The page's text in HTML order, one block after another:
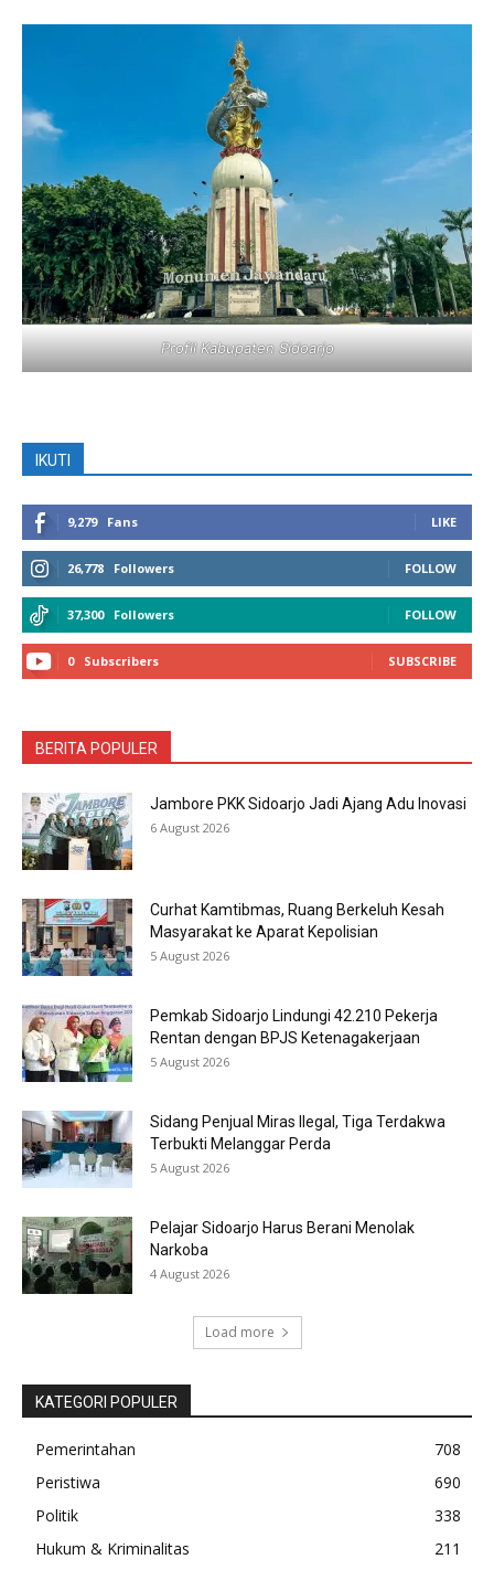
Profil Kabupaten Sidoarjo
IKUTI
9,279 Fans LIKE
26,778 Followers FOLLOW
37,300 Followers FOLLOW
0 Subscribers SUBSCRIBE
BERITA POPULER
Jambore PKK Sidoarjo Jadi Ajang Adu Inovasi
6 August 2026
Curhat Kamtibmas, Ruang Berkeluh Kesah
Masyarakat ke Aparat Kepolisian
5 August 2026
Pemkab Sidoarjo Lindungi 42.210 Pekerja
Rentan dengan BPJS Ketenagakerjaan
5 August 2026
Sidang Penjual Miras Ilegal, Tiga Terdakwa
Terbukti Melanggar Perda
5 August 2026
Pelajar Sidoarjo Harus Berani Menolak
Narkoba
4 August 2026
Load more
KATEGORI POPULER
Pemerintahan
708
Peristiwa
690
Politik
338
Hukum & Kriminalitas
211